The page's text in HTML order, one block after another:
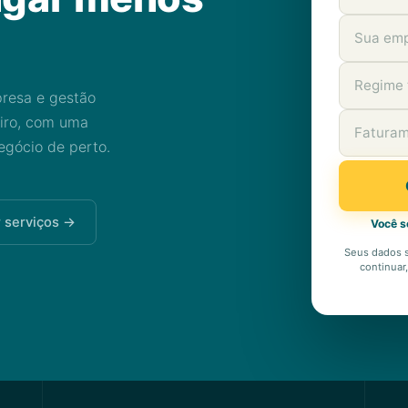
e gestão
com uma
de perto.
serviços → Você
Seus dados